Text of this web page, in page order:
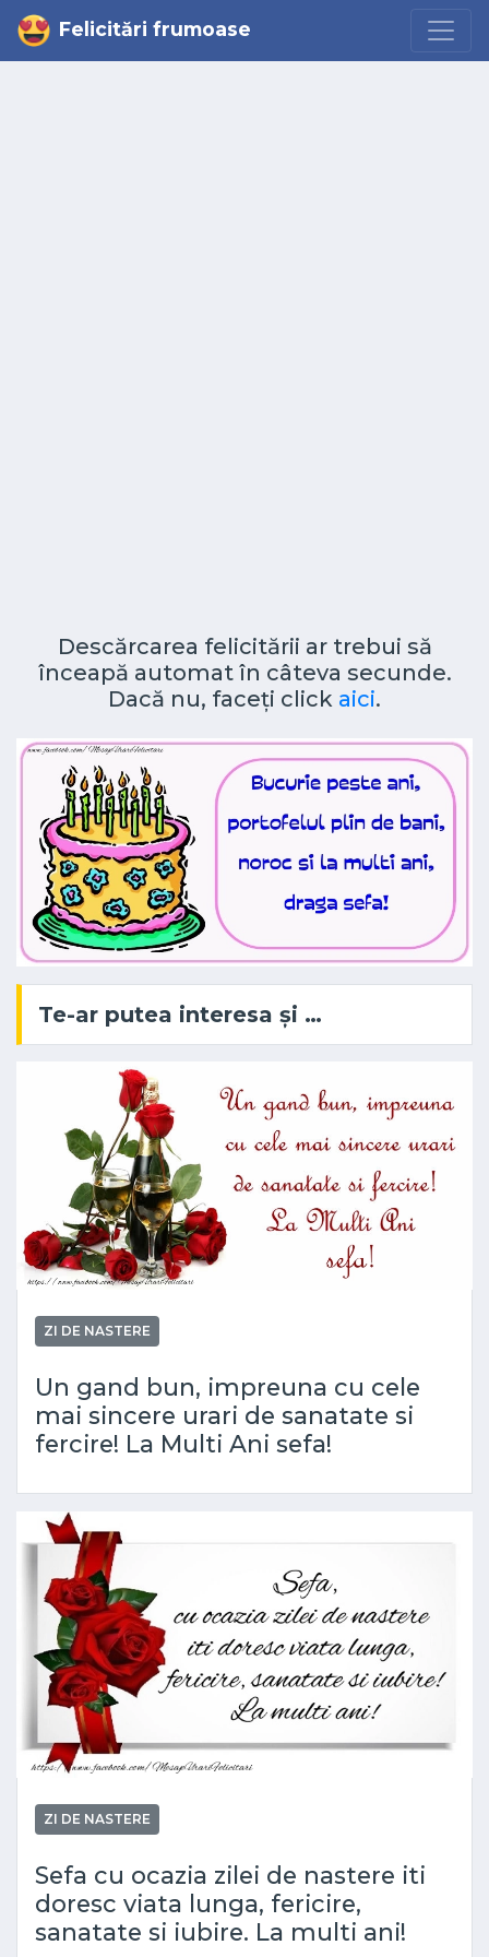
Felicitări frumoase
Descărcarea felicitării ar trebui să
înceapă automat în câteva secunde.
Dacă nu, faceți click aici.
Te-ar putea interesa și …
ZI DE NASTERE
Un gand bun, impreuna cu cele
mai sincere urari de sanatate si
fercire! La Multi Ani sefa!
ZI DE NASTERE
Sefa cu ocazia zilei de nastere iti
doresc viata lunga, fericire,
sanatate si iubire. La multi ani!